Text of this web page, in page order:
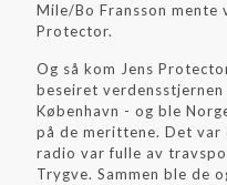
Mile/Bo Fransson mente
Protector.
Og så kom Jens
beseiret
København - og ble
på de merittene. Det var
radio var fulle av
Trygve. Sammen ble de